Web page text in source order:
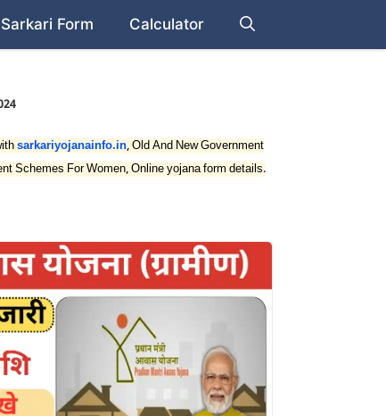
Sarkari Form Calculator
sarkariyojanainfo.in, Old And New Government
Schemes For Women, Online yojana form details.